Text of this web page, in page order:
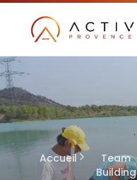
Accueil
Team
Building